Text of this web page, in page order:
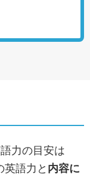
力の目安は
英語力と 内容に